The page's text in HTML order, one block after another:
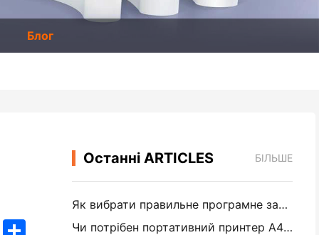
Блог
TwitterShare
Останні ARTICLES БІЛЬШЕ
Як вибрати правильне програмне забезпечення для вашого невеликого або середнього ресторану
Чи потрібен портативний принтер A4 для складських рахунків? Що дійсно працює